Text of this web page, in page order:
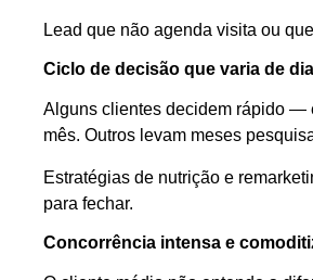
Lead que não agenda visita ou
Ciclo de decisão que varia de
Alguns clientes decidem rápido —
mês. Outros levam meses
Estratégias de nutrição e
para fechar.
Concorrência intensa e